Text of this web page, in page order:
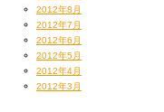
2012年8月
2012年7月
2012年6月
2012年5月
2012年4月
2012年3月